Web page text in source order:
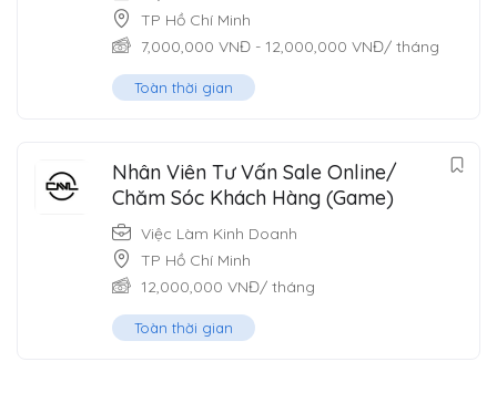
TP Hồ Chí Minh
7,000,000 VNĐ - 12,000,000 VNĐ/ tháng
Toàn thời gian
Nhân Viên Tư Vấn Sale Online/
Chăm Sóc Khách Hàng (Game)
Việc Làm Kinh Doanh
TP Hồ Chí Minh
12,000,000 VNĐ/ tháng
Toàn thời gian